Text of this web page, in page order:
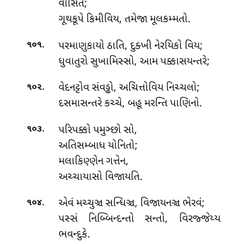
વાસિતે;
ગૂથકૂપે કિમીવિય, તમેજા મૂલકમ્મતો.
૧૦૧.
પરમાણુકાયો ઠાતિ, દુક્ખી નેરયિકો વિય;
ધુવાતુરો સુખામિસ્સો, આમ પક્કાસયન્તરે;
૧૦૨.
વેદનટ્ટોવ સંવડ્ઢો, અચિત્તોવિય નિચ્ચલો;
દસમાસન્તરે કચ્ચે, બહૂ મરન્તિ પાણિનો.
૧૦૩. પરિપક્કોપમુઞ્છો સો,
અતિસમ્બાધ યોનિતો;
મલાકિણ્ણેન ગત્તેન,
અચ્ચાયાસો વિજાયતિ.
૧૦૪. એવં મચ્ચુઞ્ચ સન્ધિઞ્ચ, વિજાયનઞ્ચ ભેરવં;
પસ્સં નિબ્બિન્દન્તો સન્તો, વિરજ્જેય્ય
ભવન્દુકે.